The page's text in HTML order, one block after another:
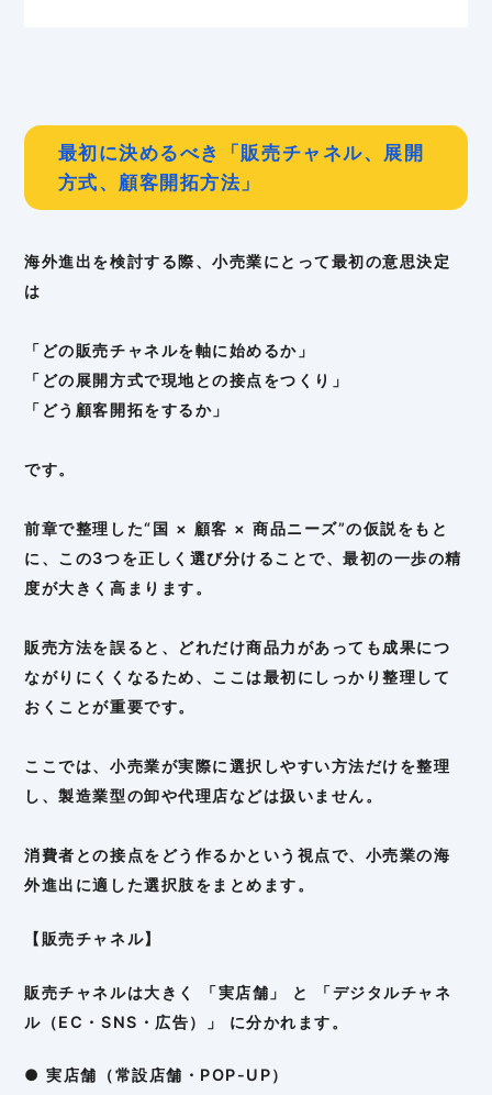
最初に決めるべき「販売チャネル、展開
方式、顧客開拓方法」
海外進出を検討する際、小売業にとって最初の意思決定
は
「どの販売チャネルを軸に始めるか」
「どの展開方式で現地との接点をつくり」
「どう顧客開拓をするか」
です。
前章で整理した“国 × 顧客 × 商品ニーズ”の仮説をもと
に、この3つを正しく選び分けることで、最初の一歩の精
度が大きく高まります。
販売方法を誤ると、どれだけ商品力があっても成果につ
ながりにくくなるため、ここは最初にしっかり整理して
おくことが重要です。
ここでは、小売業が実際に選択しやすい方法だけを整理
し、製造業型の卸や代理店などは扱いません。
消費者との接点をどう作るかという視点で、小売業の海
外進出に適した選択肢をまとめます。
【販売チャネル】
販売チャネルは大きく 「実店舗」 と 「デジタルチャネ
ル（EC・SNS・広告）」 に分かれます。
● 実店舗（常設店舗・POP-UP）